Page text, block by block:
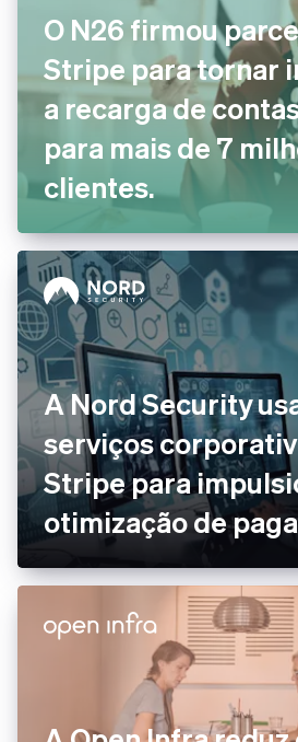
O N26 firmou
Stripe para tornar
a recarga de
para mais de 7
clientes.
A Nord Security
serviços
Stripe para
otimização de